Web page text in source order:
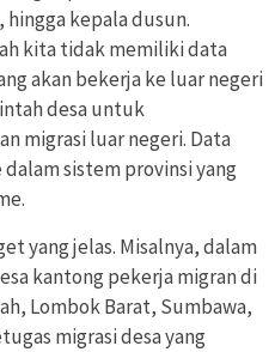
kepala dusun.
kita tidak memiliki data
akan bekerja ke luar negeri
desa untuk
migrasi luar negeri. Data
sistem provinsi yang
yang jelas. Misalnya, dalam
kantong pekerja migran di
Lombok Barat, Sumbawa,
migrasi desa yang